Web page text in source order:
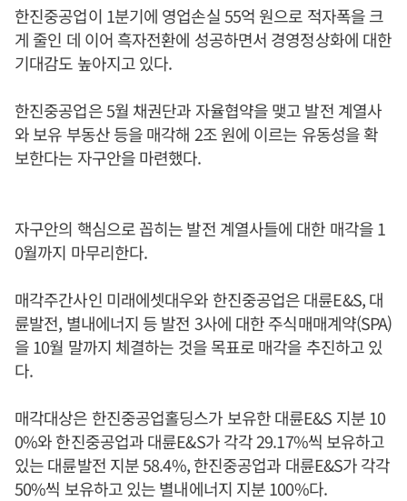
한진중공업이 1분기에 영업손실 55억 원으로 적자폭을 크
게 줄인 데 이어 흑자전환에 성공하면서 경영정상화에 대한
기대감도 높아지고 있다.
한진중공업은 5월 채권단과 자율협약을 맺고 발전 계열사
와 보유 부동산 등을 매각해 2조 원에 이르는 유동성을 확
보한다는 자구안을 마련했다.
자구안의 핵심으로 꼽히는 발전 계열사들에 대한 매각을 1
0월까지 마무리한다.
매각주간사인 미래에셋대우와 한진중공업은 대륜E&S, 대
륜발전, 별내에너지 등 발전 3사에 대한 주식매매계약(SPA)
을 10월 말까지 체결하는 것을 목표로 매각을 추진하고 있
다.
매각대상은 한진중공업홀딩스가 보유한 대륜E&S 지분 10
0%와 한진중공업과 대륜E&S가 각각 29.17%씩 보유하고
있는 대륜발전 지분 58.4%, 한진중공업과 대륜E&S가 각각
50%씩 보유하고 있는 별내에너지 지분 100%다.